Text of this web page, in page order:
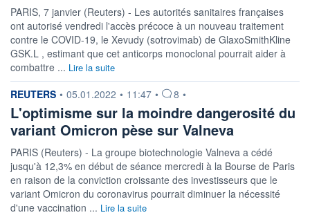
PARIS, 7 janvier (Reuters) - Les autorités sanitaires françaises
ont autorisé vendredi l'accès précoce à un nouveau traitement
contre le COVID-19, le Xevudy (sotrovimab) de GlaxoSmithKline
GSK.L , estimant que cet anticorps monoclonal pourrait aider à
combattre ... Lire la suite
information fournie par
REUTERS • 05.01.2022 • 11:47 • 8 •
L'optimisme sur la moindre dangerosité du
variant Omicron pèse sur Valneva
PARIS (Reuters) - La groupe biotechnologie Valneva a cédé
jusqu'à 12,3% en début de séance mercredi à la Bourse de Paris
en raison de la conviction croissante des investisseurs que le
variant Omicron du coronavirus pourrait diminuer la nécessité
d'une vaccination ... Lire la suite